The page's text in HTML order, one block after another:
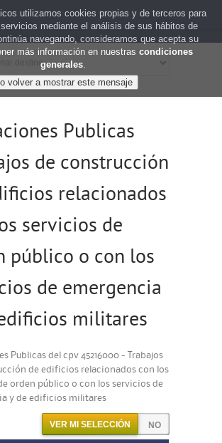
Publicas
de construcción
relacionados
servicios de
público o con los
de emergencia
militares
Publicas del cpv 45216000 - Trabajos
de edificios relacionados con los
orden público o con los servicios de
y de edificios militares
VER MI SELECCIÓN
utilizamos cookies propias y de terceros para
mediante el análisis de sus hábitos de
navegando, consideramos que acepta su
más información en nuestras condiciones
generales.